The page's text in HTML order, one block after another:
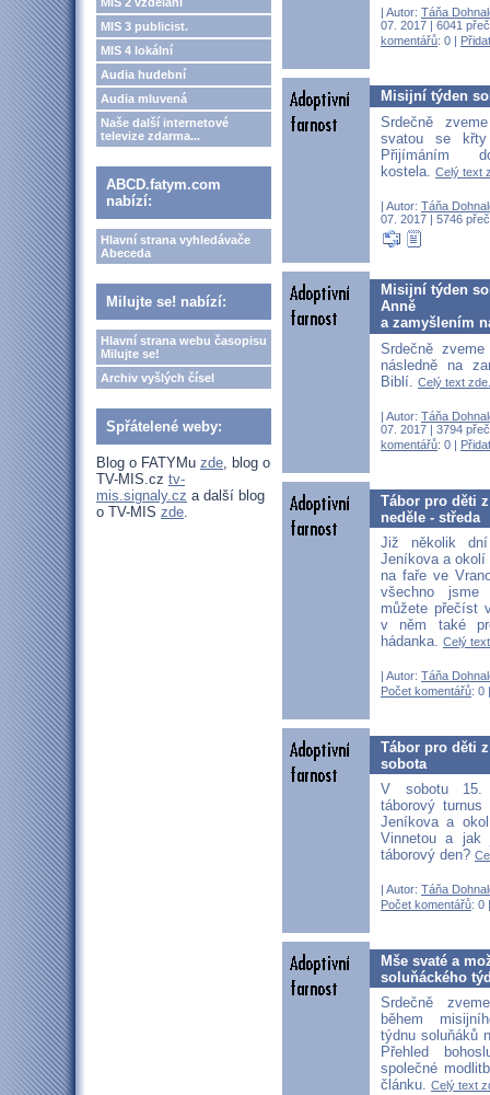
MIS 3 publicist.
MIS 4 lokální
Audia hudební
Audia mluvená
Naše další internetové
televize zdarma...
ABCD.fatym.com
nabízí:
Hlavní strana vyhledávače
Abeceda
Milujte se! nabízí:
Hlavní strana webu časopisu
Milujte se!
Archiv vyšlých čísel
Spřátelené weby:
Blog o FATYMu zde, blog o
TV-MIS.cz tv-
mis.signaly.cz a další blog
o TV-MIS zde.
| Autor: Táňa
07. 2017 | 6041
komentářů: 0 |
Misijní týden
Srdečně
svatou se
Přijímáním
kostela.
Celý text
| Autor: Táňa
07. 2017 | 5746
Misijní týden
Anně
a zamyšlením
Srdečně
následně na
Biblí.
Celý text
| Autor: Táňa
07. 2017 | 3794
komentářů: 0 |
Tábor pro děti
neděle - středa
Již několik
Jeníkova a okolí
na faře ve
všechno
můžete přečíst
v něm také
hádanka. Celý
| Autor: Táňa
Počet komentářů: 0
Tábor pro děti
sobota
V sobotu
táborový
Jeníkova a
Vinnetou a jak
táborový den?
| Autor: Táňa
Počet komentářů: 0
Mše svaté a
soluňáckého
Srdečně
během
týdnu soluňáků
Přehled
společné
článku. Celý text